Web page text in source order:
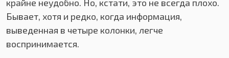
крайне неудобно. Но, кстати, это не всегда плохо.
Бывает, хотя и редко, когда информация,
выведенная в четыре колонки, легче
воспринимается.